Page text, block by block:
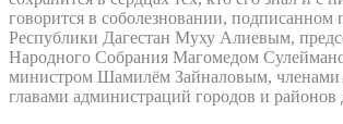
говорится в соболезновании, подписанном
Республики Дагестан Муху Алиевым,
Народного Собрания Магомедом
министром Шамилём Зайналовым, членами
главами администраций городов и районов